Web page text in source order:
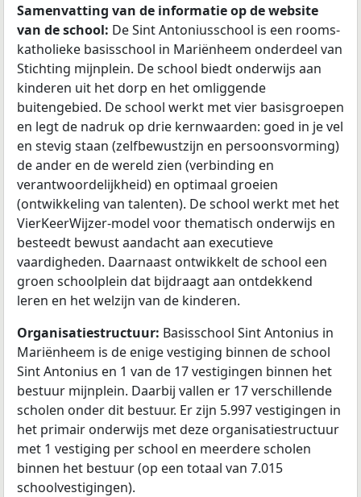
Samenvatting van de informatie op de website
van de school: De Sint Antoniusschool is een rooms-
katholieke basisschool in Mariënheem onderdeel van
Stichting mijnplein. De school biedt onderwijs aan
kinderen uit het dorp en het omliggende
buitengebied. De school werkt met vier basisgroepen
en legt de nadruk op drie kernwaarden: goed in je vel
en stevig staan (zelfbewustzijn en persoonsvorming)
de ander en de wereld zien (verbinding en
verantwoordelijkheid) en optimaal groeien
(ontwikkeling van talenten). De school werkt met het
VierKeerWijzer-model voor thematisch onderwijs en
besteedt bewust aandacht aan executieve
vaardigheden. Daarnaast ontwikkelt de school een
groen schoolplein dat bijdraagt aan ontdekkend
leren en het welzijn van de kinderen.
Organisatiestructuur: Basisschool Sint Antonius in
Mariënheem is de enige vestiging binnen de school
Sint Antonius en 1 van de 17 vestigingen binnen het
bestuur mijnplein. Daarbij vallen er 17 verschillende
scholen onder dit bestuur. Er zijn 5.997 vestigingen in
het primair onderwijs met deze organisatiestructuur
met 1 vestiging per school en meerdere scholen
binnen het bestuur (op een totaal van 7.015
schoolvestigingen).